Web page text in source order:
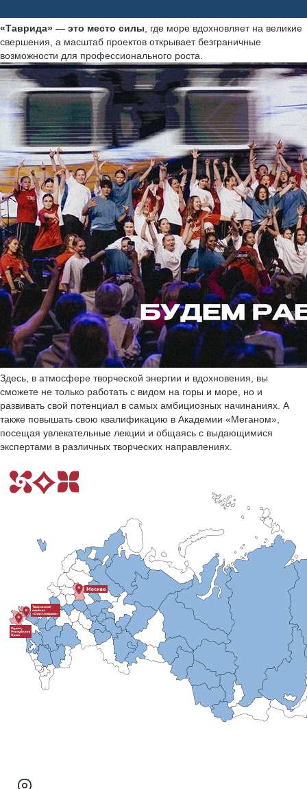
«Таврида» — это место силы , где море вдохновляет на великие
свершения, а масштаб проектов открывает безграничные
возможности для профессионального роста.
Здесь, в атмосфере творческой энергии и вдохновения, вы
сможете не только работать с видом на горы и море, но и
развивать свой потенциал в самых амбициозных начинаниях. А
также повышать свою квалификацию в Академии «Меганом»,
посещая увлекательные лекции и общаясь с выдающимися
экспертами в различных творческих направлениях.